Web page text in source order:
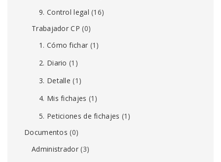
9. Control legal (16)
Trabajador CP (0)
1. Cómo fichar (1)
2. Diario (1)
3. Detalle (1)
4. Mis fichajes (1)
5. Peticiones de fichajes (1)
Documentos (0)
Administrador(3)